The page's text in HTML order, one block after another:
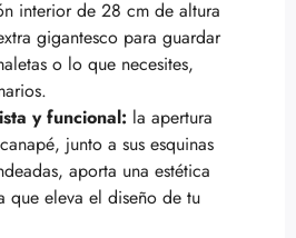
interior de 28 cm de altura
gigantesco para guardar
o lo que necesites,
y funcional: la apertura
junto a sus esquinas
aporta una estética
que eleva el diseño de tu